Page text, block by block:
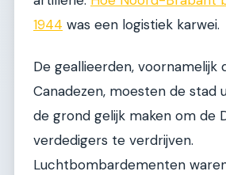
1944 was een logistiek karwei.
De geallieerden, voornamelijk
Canadezen, moesten de stad
de grond gelijk maken om de
verdedigers te verdrijven.
Luchtbombardementen